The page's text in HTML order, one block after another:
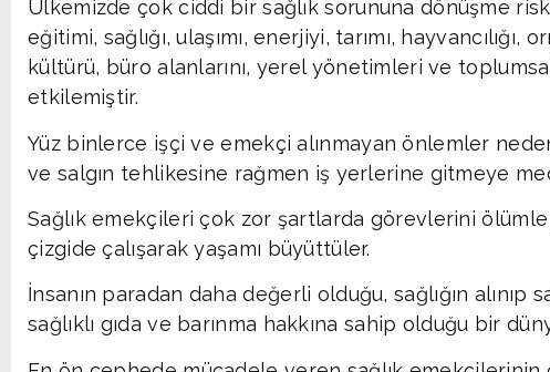
Ülkemizde çok ciddi bir sağlık sorununa dönüşme
eğitimi, sağlığı, ulaşımı, enerjiyi, tarımı, hayvancılığı,
kültürü, büro alanlarını, yerel yönetimleri ve
etkilemiştir.
Yüz binlerce işçi ve emekçi alınmayan önlemler
ve salgın tehlikesine rağmen iş yerlerine gitmeye
Sağlık emekçileri çok zor şartlarda görevlerini ölümle
çizgide çalışarak yaşamı büyüttüler.
İnsanın paradan daha değerli olduğu, sağlığın alınıp
sağlıklı gıda ve barınma hakkına sahip olduğu bir